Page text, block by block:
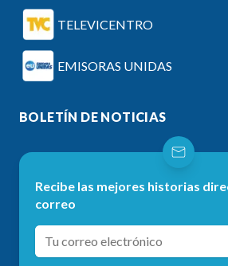
TELEVICENTRO
EMISORAS UNIDAS
BOLETÍN DE NOTICIAS
Recibe las mejores historias
correo